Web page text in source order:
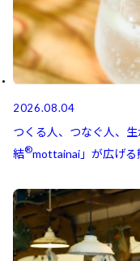
2026.08.04
つくる人、つなぐ人、
結⁠⁠®mottainai」が広げる